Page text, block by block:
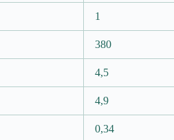
1
380
4,5
4,9
0,34